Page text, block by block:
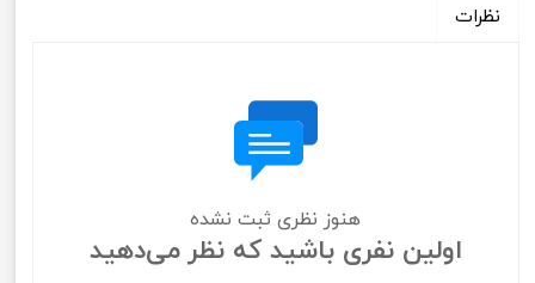
نظرات
هنوز نظری ثبت نشده
اولین نفری باشید که نظر می‌دهید